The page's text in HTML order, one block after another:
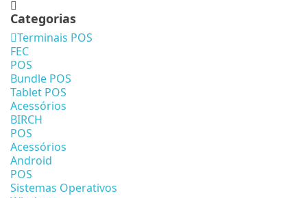
Categorias
Terminais POS
FEC
POS
Bundle POS
Tablet POS
Acessórios
BIRCH
POS
Acessórios
Android
POS
Sistemas Operativos